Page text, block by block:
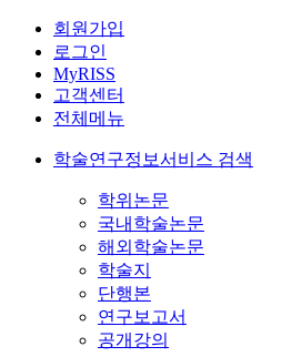
회원가입
로그인
MyRISS
고객센터
전체메뉴
학술연구정보서비스 검색
학위논문
국내학술논문
해외학술논문
학술지
단행본
연구보고서
공개강의